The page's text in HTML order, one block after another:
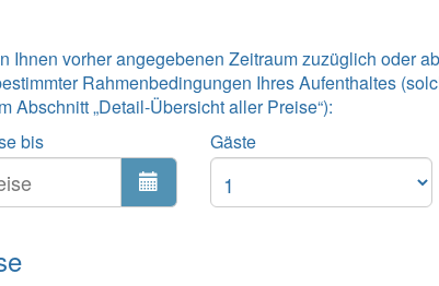
Ihnen vorher angegebenen Zeitraum zuzüglich oder
Rahmenbedingungen Ihres Aufenthaltes
„Detail-Übersicht aller Preise“):
bis Gäste